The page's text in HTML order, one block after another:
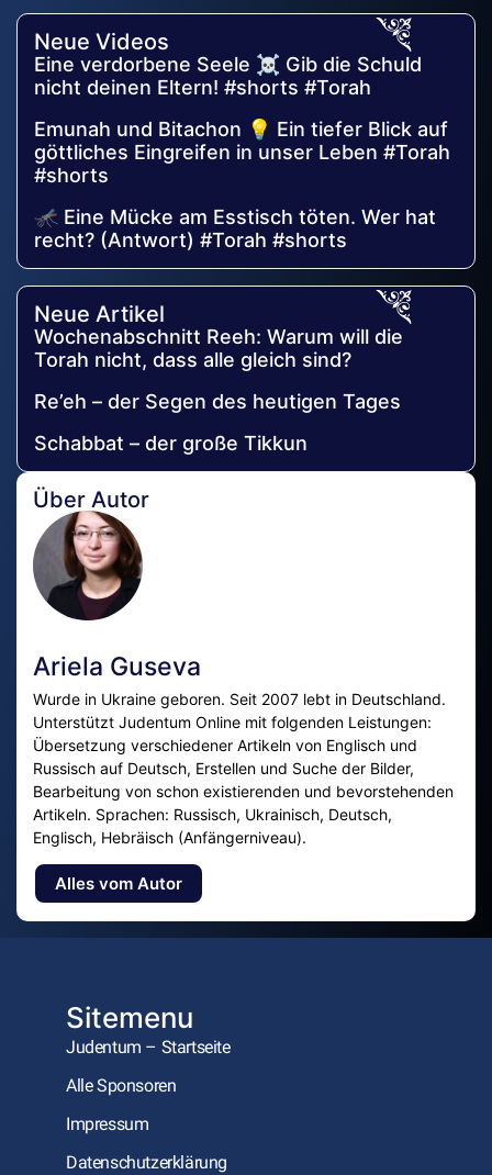
Neue Videos
Eine verdorbene Seele ☠️ Gib die Schuld
nicht deinen Eltern! #shorts #Torah
Emunah und Bitachon 💡 Ein tiefer Blick auf
göttliches Eingreifen in unser Leben #Torah
#shorts
🦟 Eine Mücke am Esstisch töten. Wer hat
recht? (Antwort) #Torah #shorts
Neue Artikel
Wochenabschnitt Reeh: Warum will die
Torah nicht, dass alle gleich sind?
Re’eh – der Segen des heutigen Tages
Schabbat – der große Tikkun
Über Autor
Ariela Guseva
Wurde in Ukraine geboren. Seit 2007 lebt in Deutschland.
Unterstützt Judentum Online mit folgenden Leistungen:
Übersetzung verschiedener Artikeln von Englisch und
Russisch auf Deutsch, Erstellen und Suche der Bilder,
Bearbeitung von schon existierenden und bevorstehenden
Artikeln. Sprachen: Russisch, Ukrainisch, Deutsch,
Englisch, Hebräisch (Anfängerniveau).
Alles vom Autor
Sitemenu
Judentum – Startseite
Alle Sponsoren
Impressum
Datenschutzerklärung